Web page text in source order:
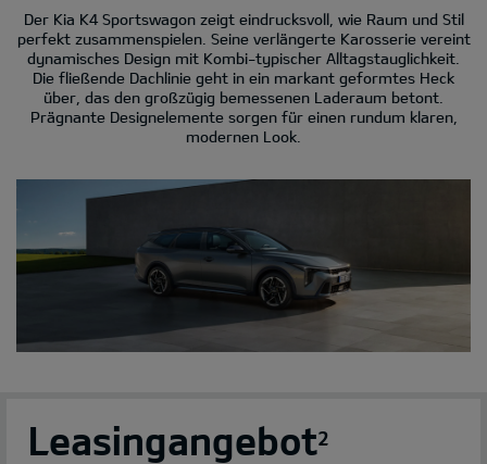
Der Kia K4 Sportswagon zeigt eindrucksvoll, wie Raum und Stil
perfekt zusammenspielen. Seine verlängerte Karosserie vereint
dynamisches Design mit Kombi-typischer Alltagstauglichkeit.
Die fließende Dachlinie geht in ein markant geformtes Heck
über, das den großzügig bemessenen Laderaum betont.
Prägnante Designelemente sorgen für einen rundum klaren,
modernen Look.
Leasingangebot2